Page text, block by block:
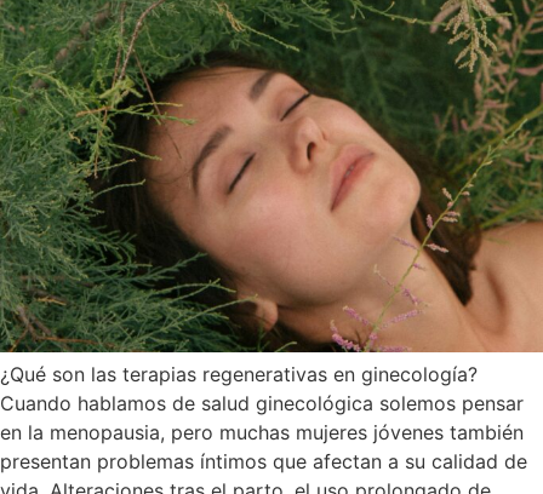
¿Qué son las terapias regenerativas en ginecología?
Cuando hablamos de salud ginecológica solemos pensar
en la menopausia, pero muchas mujeres jóvenes también
presentan problemas íntimos que afectan a su calidad de